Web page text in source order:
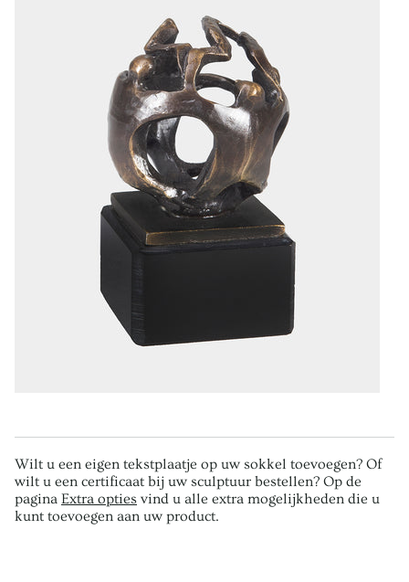
Wilt u een eigen tekstplaatje op uw sokkel toevoegen? Of
wilt u een certificaat bij uw sculptuur bestellen? Op de
pagina Extra opties vind u alle extra mogelijkheden die u
kunt toevoegen aan uw product.